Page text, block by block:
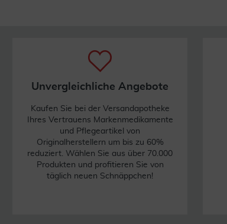
Unvergleichliche Angebote
Kaufen Sie bei der Versandapotheke
Ihres Vertrauens Markenmedikamente
und Pflegeartikel von
Originalherstellern um bis zu 60%
reduziert. Wählen Sie aus über 70.000
Produkten und profitieren Sie von
täglich neuen Schnäppchen!